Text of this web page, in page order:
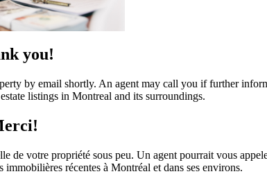
you!
by email shortly. An agent may call you if further
listings in Montreal and its surroundings.
de votre propriété sous peu. Un agent pourrait vous
récentes à Montréal et dans ses environs.